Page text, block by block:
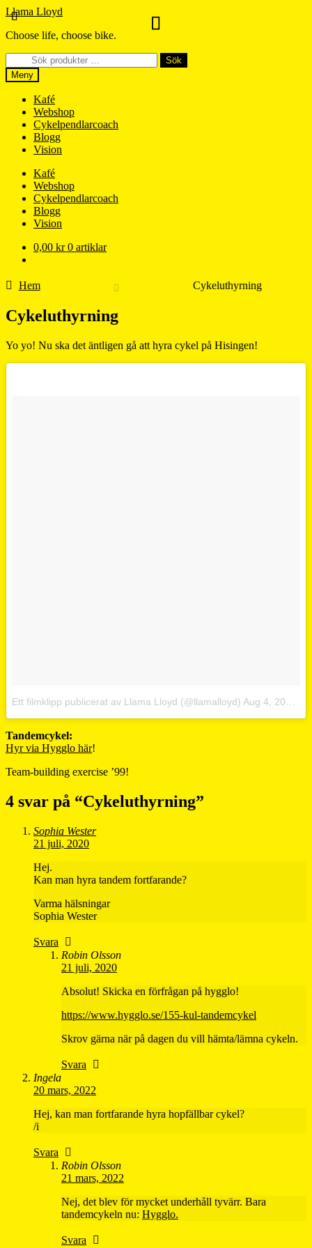
Hoppa
till
navigering
Hoppa
till
innehåll
Llama Lloyd
Choose life, choose bike.
efter:
Sök
Meny
Kafé
Webshop
Cykelpendlarcoach
Blogg
Vision
Kafé
Webshop
Cykelpendlarcoach
Blogg
Vision
0,00 kr 0 artiklar
Hem Cykeluthyrning
Cykeluthyrning
Yo yo! Nu ska det äntligen gå att hyra cykel på Hisingen!
Ett filmklipp publicerat av Llama Lloyd (@llamalloyd) Aug 4, 2015 kl. 1:31 PDT
Tandemcykel:
Hyr via Hygglo här!
Team-building exercise ’99!
4 svar på “Cykeluthyrning”
Sophia Wester
21 juli, 2020
Hej.
Kan man hyra tandem fortfarande?
Varma hälsningar
Sophia Wester
Svara
Robin Olsson
21 juli, 2020
Absolut! Skicka en förfrågan på hygglo!
https://www.hygglo.se/155-kul-tandemcykel
Skrov gärna när på dagen du vill hämta/lämna cykeln.
Svara
Ingela
20 mars, 2022
Hej, kan man fortfarande hyra hopfällbar cykel?
/i
Svara
Robin Olsson
21 mars, 2022
Nej, det blev för mycket underhåll tyvärr. Bara
tandemcykeln nu: Hygglo.
Svara